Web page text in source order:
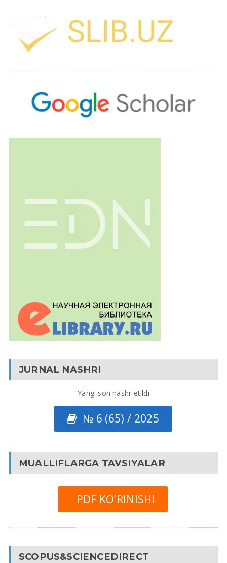
JURNAL NASHRI
Yangi son nashr etildi
№ 6 (65) / 2025
MUALLIFLARGA TAVSIYALAR
PDF KO’RINISHI
SCOPUS&SCIENCEDIRECT